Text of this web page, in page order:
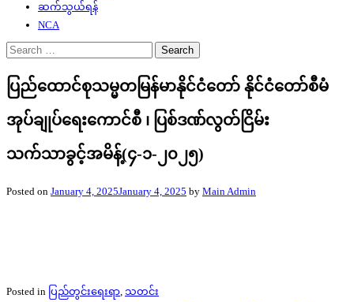
ဆက်သွယ်ရန်
NCA
Search
for:
ပြည်ထောင်စုသမ္မတမြန်မာနိုင်ငံတော် နိုင်ငံတော်စီမံ
အုပ်ချုပ်ရေးကောင်စီ ၊ ပြစ်ဒဏ်လွတ်ငြိမ်း
သက်သာခွင့်အမိန့်(၄-၁-၂၀၂၅)
Posted on January 4, 2025January 4, 2025 by Main Admin
Posted in ပြည်တွင်းရေးရာ, သတင်း